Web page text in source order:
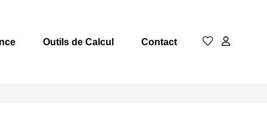
Outils de Calcul Contact